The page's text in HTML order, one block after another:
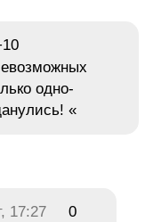
одно-
«
17:27
0